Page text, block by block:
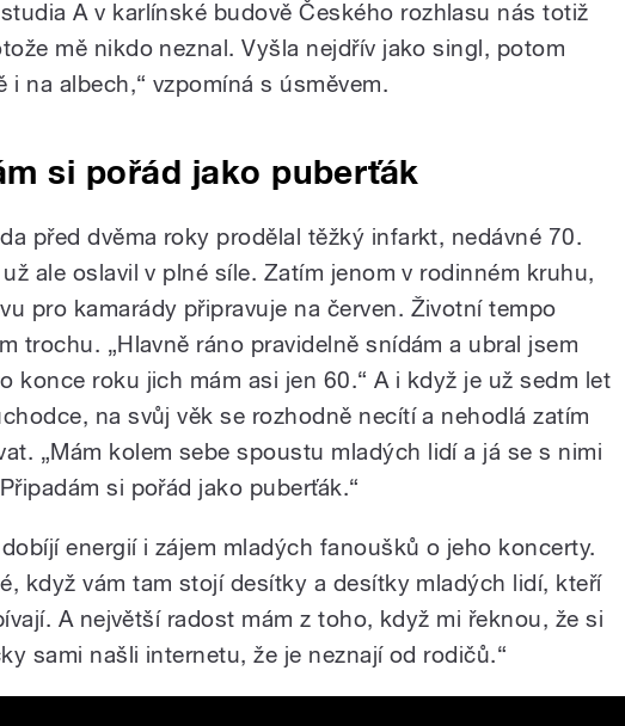
A v karlínské budově Českého rozhlasu nás totiž
mě nikdo neznal. Vyšla nejdřív jako singl, potom
i na albech,“ vzpomíná s úsměvem.
si pořád jako puberťák
před dvěma roky prodělal těžký infarkt, nedávné 70.
ale oslavil v plné síle. Zatím jenom v rodinném kruhu,
pro kamarády připravuje na červen. Životní tempo
trochu. „Hlavně ráno pravidelně snídám a ubral jsem
konce roku jich mám asi jen 60.“ A i když je už sedm let
na svůj věk se rozhodně necítí a nehodlá zatím
„Mám kolem sebe spoustu mladých lidí a já se s nimi
si pořád jako puberťák.“
energií i zájem mladých fanoušků o jeho koncerty.
když vám tam stojí desítky a desítky mladých lidí, kteří
A největší radost mám z toho, když mi řeknou, že si
sami našli internetu, že je neznají od rodičů.“